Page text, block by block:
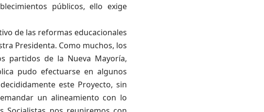
públicos, ello exige
de las reformas educacionales
Presidenta. Como muchos, los
partidos de la Nueva Mayoría,
pudo efectuarse en algunos
este Proyecto, sin
un alineamiento con lo